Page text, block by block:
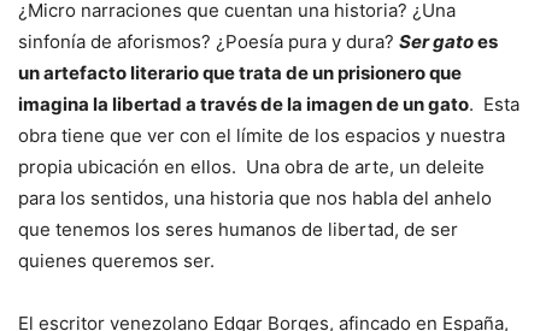
¿Micro narraciones que cuentan una historia? ¿Una
sinfonía de aforismos? ¿Poesía pura y dura? Ser gatoes
un artefacto literario que trata de un prisionero que
imagina la libertad a través de la imagen de un gato. Esta
obra tiene que ver con el límite de los espacios y nuestra
propia ubicación en ellos. Una obra de arte, un deleite
para los sentidos, una historia que nos habla del anhelo
que tenemos los seres humanos de libertad, de ser
quienes queremos ser.
El escritor venezolano Edgar Borges, afincado en España,